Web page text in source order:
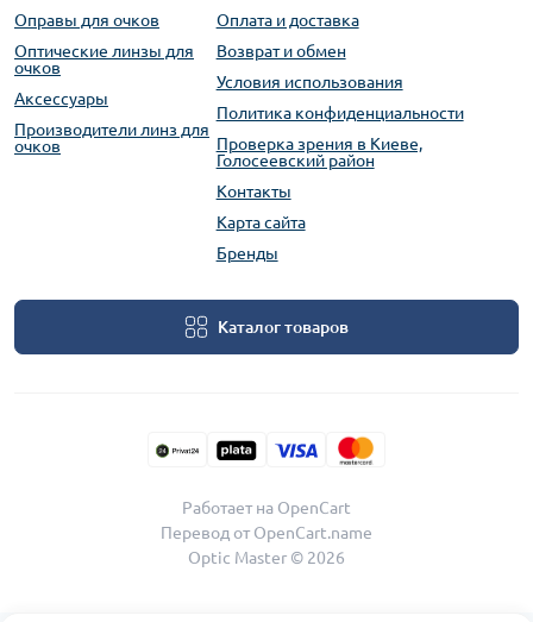
Оправы для очков
Оптические линзы для
очков
Аксессуары
Производители линз для
очков
Оплата и доставка
Возврат и обмен
Условия использования
Политика конфиденциальности
Проверка зрения в Киеве,
Голосеевский район
Контакты
Карта сайта
Бренды
Каталог товаров
Работает на OpenCart
Перевод отOpenCart.name
Optic Master © 2026